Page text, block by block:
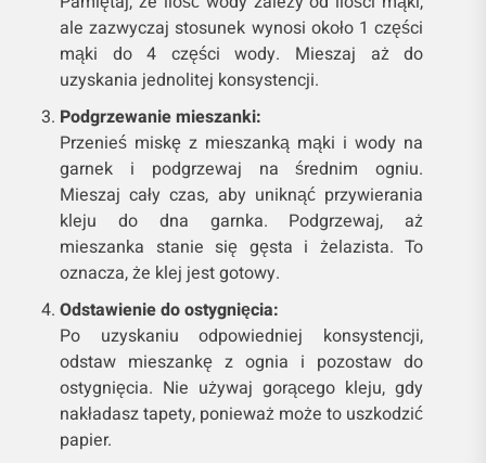
ale zazwyczaj stosunek wynosi około 1 części
mąki do 4 części wody. Mieszaj aż do
uzyskania jednolitej konsystencji.
Podgrzewanie mieszanki:
Przenieś miskę z mieszanką mąki i wody na
garnek i podgrzewaj na średnim ogniu.
Mieszaj cały czas, aby uniknąć przywierania
kleju do dna garnka. Podgrzewaj, aż
mieszanka stanie się gęsta i żelazista. To
oznacza, że klej jest gotowy.
Odstawienie do ostygnięcia:
Po uzyskaniu odpowiedniej konsystencji,
odstaw mieszankę z ognia i pozostaw do
ostygnięcia. Nie używaj gorącego kleju, gdy
nakładasz tapety, ponieważ może to uszkodzić
papier.